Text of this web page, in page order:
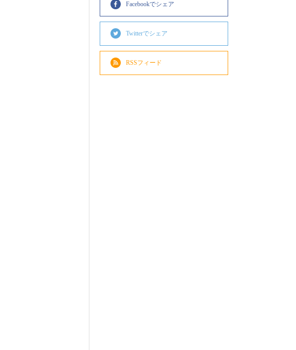
Facebookでシェア
Twitterでシェア
RSSフィード